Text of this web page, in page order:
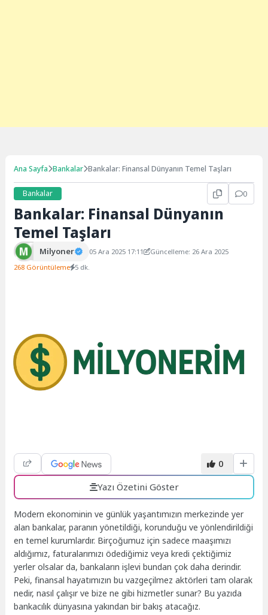
Ana Sayfa Bankalar Bankalar: Finansal Dünyanın Temel Taşları
Bankalar 0
Bankalar: Finansal Dünyanın
Temel Taşları
Milyoner 05 Ara 2025 17:11
Güncelleme: 26 Ara 2025
268 Görüntüleme 5 dk.
0
Yazı Özetini Göster
Modern ekonominin ve günlük yaşantımızın merkezinde yer
alan bankalar, paranın yönetildiği, korunduğu ve yönlendirildiği
en temel kurumlardır. Birçoğumuz için sadece maaşımızı
aldığımız, faturalarımızı ödediğimiz veya kredi çektiğimiz
yerler olsalar da, bankaların işlevi bundan çok daha derindir.
Peki, finansal hayatımızın bu vazgeçilmez aktörleri tam olarak
nedir, nasıl çalışır ve bize ne gibi hizmetler sunar? Bu yazıda
bankacılık dünyasına yakından bir bakış atacağız.